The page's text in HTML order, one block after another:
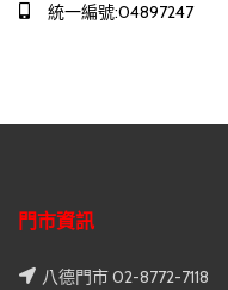
統一編號:04897247
門市資訊
八德門市 02-8772-7118